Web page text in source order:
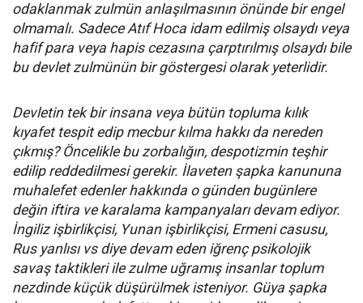
odaklanmak zulmün anlaşılmasının önünde bir engel
olmamalı. Sadece Atıf Hoca idam edilmiş olsaydı veya
hafif para veya hapis cezasına çarptırılmış olsaydı bile
bu devlet zulmünün bir göstergesi olarak yeterlidir.
Devletin tek bir insana veya bütün topluma kılık
kıyafet tespit edip mecbur kılma hakkı da nereden
çıkmış? Öncelikle bu zorbalığın, despotizmin teşhir
edilip reddedilmesi gerekir. İlaveten şapka kanununa
muhalefet edenler hakkında o günden bugünlere
değin iftira ve karalama kampanyaları devam ediyor.
İngiliz işbirlikçisi, Yunan işbirlikçisi, Ermeni casusu,
Rus yanlısı vs diye devam eden iğrenç psikolojik
savaş taktikleri ile zulme uğramış insanlar toplum
nezdinde küçük düşürülmek isteniyor. Güya şapka